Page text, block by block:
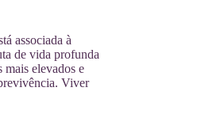
associada à
de vida profunda
mais elevados e
Viver